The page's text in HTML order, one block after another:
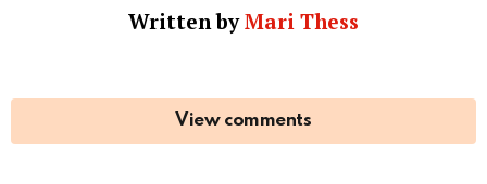
Written byMari Thess
View comments